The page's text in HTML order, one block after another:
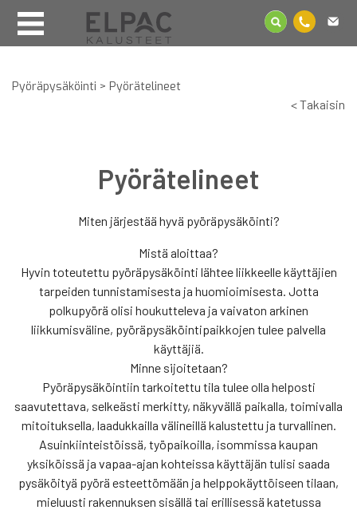
Pyöräpysäköinti > Pyörätelineet
< Takaisin
Pyörätelineet
Miten järjestää hyvä pyöräpysäköinti?
Mistä aloittaa?
Hyvin toteutettu pyöräpysäköinti lähtee liikkeelle käyttäjien
tarpeiden tunnistamisesta ja huomioimisesta. Jotta
polkupyörä olisi houkutteleva ja vaivaton arkinen
liikkumisväline, pyöräpysäköintipaikkojen tulee palvella
käyttäjiä.
Minne sijoitetaan?
Pyöräpysäköintiin tarkoitettu tila tulee olla helposti
saavutettava, selkeästi merkitty, näkyvällä paikalla, toimivalla
mitoituksella, laadukkailla välineillä kalustettu ja turvallinen.
Asuinkiinteistöissä, työpaikoilla, isommissa kaupan
yksiköissä ja vapaa-ajan kohteissa käyttäjän tulisi saada
pysäköityä pyörä esteettömään ja helppokäyttöiseen tilaan,
mieluusti rakennuksen sisällä tai erillisessä katetussa